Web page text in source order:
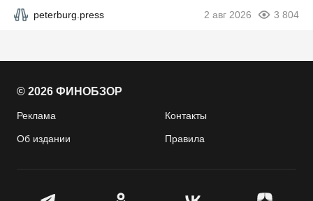
peterburg.press 2 авг 2026 3 804
© 2026 ФИНОБЗОР
Реклама Контакты
Об издании Правила